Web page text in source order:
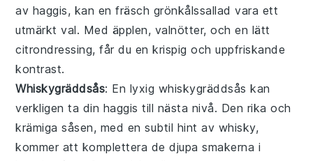
av haggis, kan en fräsch grönkålssallad vara ett
utmärkt val. Med äpplen, valnötter, och en lätt
citrondressing, får du en krispig och uppfriskande
kontrast.
Whiskygräddsås: En lyxig whiskygräddsås kan
verkligen ta din haggis till nästa nivå. Den rika och
krämiga såsen, med en subtil hint av whisky,
kommer att komplettera de djupa smakerna i